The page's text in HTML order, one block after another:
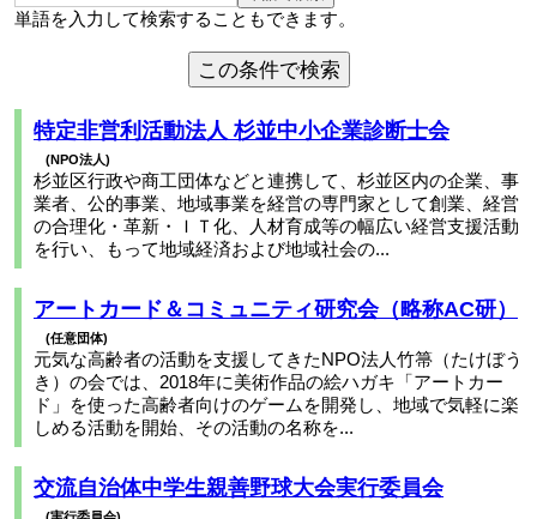
単語を入力して検索することもできます。
特定非営利活動法人 杉並中小企業診断士会
NPO法人
杉並区行政や商工団体などと連携して、杉並区内の企業、事
業者、公的事業、地域事業を経営の専門家として創業、経営
の合理化・革新・ＩＴ化、人材育成等の幅広い経営支援活動
を行い、もって地域経済および地域社会の...
アートカード＆コミュニティ研究会（略称AC研）
任意団体
元気な高齢者の活動を支援してきたNPO法人竹箒（たけぼう
き）の会では、2018年に美術作品の絵ハガキ「アートカー
ド」を使った高齢者向けのゲームを開発し、地域で気軽に楽
しめる活動を開始、その活動の名称を...
交流自治体中学生親善野球大会実行委員会
実行委員会